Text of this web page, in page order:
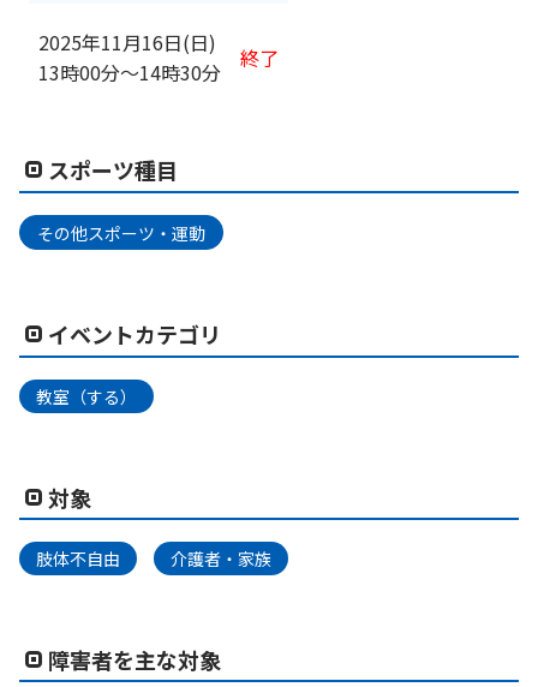
2025年11月16日(日)
13時00分〜14時30分
終了
スポーツ種目
その他スポーツ・運動
イベントカテゴリ
教室（する）
対象
肢体不自由 介護者・家族
障害者を主な対象